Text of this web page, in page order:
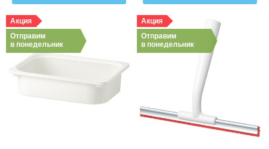
Акция
Отправим
в понедельник
Акция
Отправим
в понедельник